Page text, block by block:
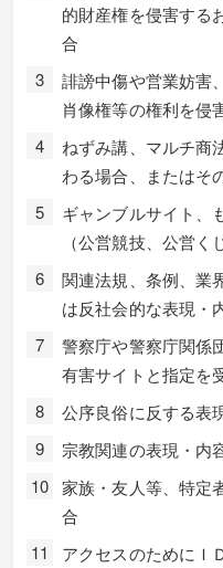
的財産権を侵害する
合
誹謗中傷や営業妨害
肖像権等の権利を侵
ねずみ講、マルチ商
わる場合、またはそ
ギャンブルサイト、
（公営競技、公営く
関連法規、条例、業
は反社会的な表現・
警察庁や警察庁関係
有害サイトと指定を
公序良俗に反する表
宗教関連の表現・内
家族・友人等、特定
合
アクセスのためにＩ